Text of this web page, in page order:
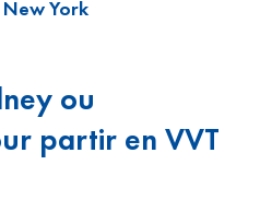
York
ou
partir en VVT